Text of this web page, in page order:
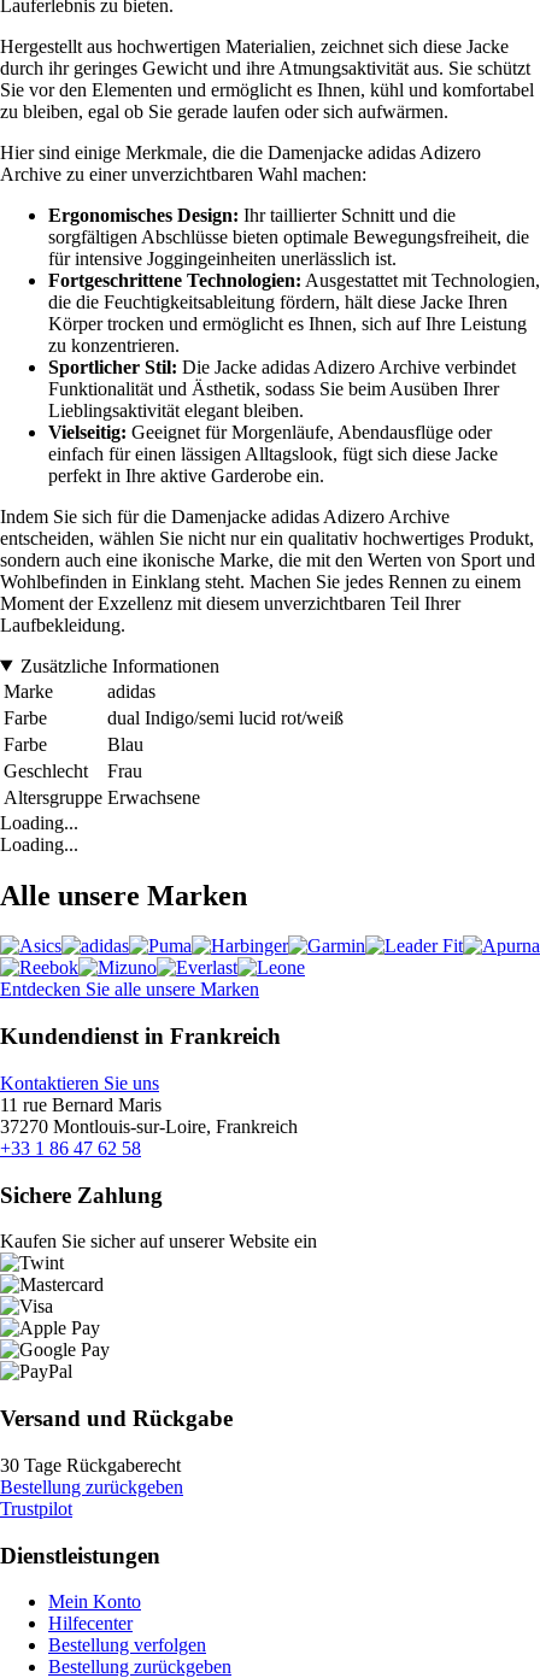
Lauferlebnis zu bieten.
Hergestellt aus hochwertigen Materialien, zeichnet sich diese Jacke
durch ihr geringes Gewicht und ihre Atmungsaktivität aus. Sie schützt
Sie vor den Elementen und ermöglicht es Ihnen, kühl und komfortabel
zu bleiben, egal ob Sie gerade laufen oder sich aufwärmen.
Hier sind einige Merkmale, die die Damenjacke adidas Adizero
Archive zu einer unverzichtbaren Wahl machen:
Ergonomisches Design: Ihr taillierter Schnitt und die
sorgfältigen Abschlüsse bieten optimale Bewegungsfreiheit, die
für intensive Joggingeinheiten unerlässlich ist.
Fortgeschrittene Technologien: Ausgestattet mit Technologien,
die die Feuchtigkeitsableitung fördern, hält diese Jacke Ihren
Körper trocken und ermöglicht es Ihnen, sich auf Ihre Leistung
zu konzentrieren.
Sportlicher Stil: Die Jacke adidas Adizero Archive verbindet
Funktionalität und Ästhetik, sodass Sie beim Ausüben Ihrer
Lieblingsaktivität elegant bleiben.
Vielseitig: Geeignet für Morgenläufe, Abendausflüge oder
einfach für einen lässigen Alltagslook, fügt sich diese Jacke
perfekt in Ihre aktive Garderobe ein.
Indem Sie sich für die Damenjacke adidas Adizero Archive
entscheiden, wählen Sie nicht nur ein qualitativ hochwertiges Produkt,
sondern auch eine ikonische Marke, die mit den Werten von Sport und
Wohlbefinden in Einklang steht. Machen Sie jedes Rennen zu einem
Moment der Exzellenz mit diesem unverzichtbaren Teil Ihrer
Laufbekleidung.
Zusätzliche Informationen
Marke
adidas
Farbe
dual Indigo/semi lucid rot/weiß
Farbe
Blau
Geschlecht
Frau
Altersgruppe Erwachsene
Loading...
Loading...
Alle unsere Marken
Entdecken Sie alle unsere Marken
Kundendienst in Frankreich
Kontaktieren Sie uns
11 rue Bernard Maris
37270 Montlouis-sur-Loire, Frankreich
+33 1 86 47 62 58
Sichere Zahlung
Kaufen Sie sicher auf unserer Website ein
Versand und Rückgabe
30 Tage Rückgaberecht
Bestellung zurückgeben
Trustpilot
Dienstleistungen
Mein Konto
Hilfecenter
Bestellung verfolgen
Bestellung zurückgeben